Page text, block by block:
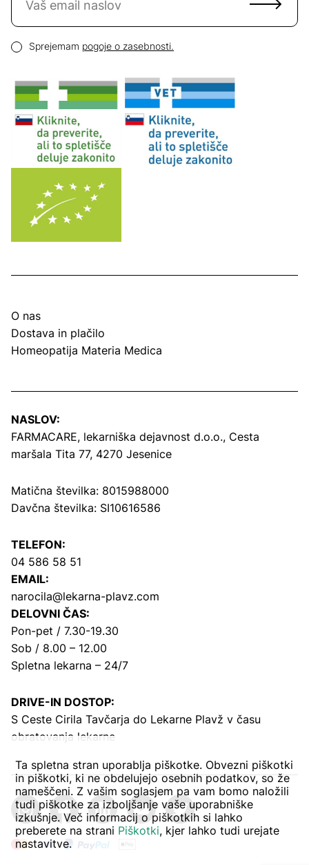
Pogoji zasebnosti
Sprejemam pogoje o zasebnosti.
O nas
Dostava in plačilo
Homeopatija Materia Medica
NASLOV:
FARMACARE, lekarniška dejavnost d.o.o., Cesta
maršala Tita 77, 4270 Jesenice
Matična številka: 8015988000
Davčna številka: SI10616586
TELEFON:
04 586 58 51
EMAIL:
narocila@lekarna-plavz.com
DELOVNI ČAS:
Pon-pet / 7.30-19.30
Sob / 8.00 – 12.00
Spletna lekarna – 24/7
DRIVE-IN DOSTOP:
S Ceste Cirila Tavčarja do Lekarne Plavž v času
obratovanja lekarne
Ta spletna stran uporablja piškotke. Obvezni piškotki
in piškotki, ki ne obdelujejo osebnih podatkov, so že
nameščeni. Z vašim soglasjem pa vam bomo naložili
tudi piškotke za izboljšanje vaše uporabniške
izkušnje. Več informacij o piškotkih si lahko
preberete na strani Piškotki, kjer lahko tudi urejate
nastavitve.